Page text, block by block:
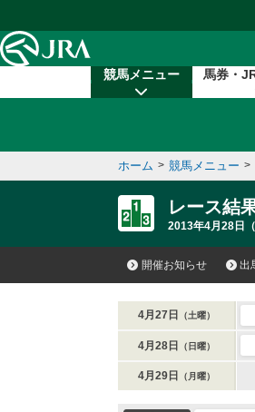
競馬メニュー 馬券・
ホーム > 競馬メニュー >
レース結
2013年4月28日
開催お知らせ 出
4月27日 （土曜）
4月28日 （日曜）
4月29日 （月曜）